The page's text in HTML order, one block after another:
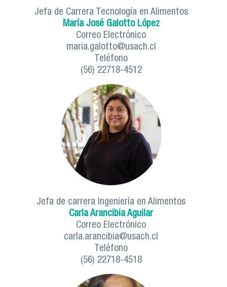
Jefa de Carrera Tecnología en Alimentos
María José Galotto López
Correo Electrónico
maria.galotto@usach.cl
Teléfono
(56) 22718-4512
Jefa de carrera Ingeniería en Alimentos
Carla Arancibia Aguilar
Correo Electrónico
carla.arancibia@usach.cl
Teléfono
(56) 22718-4518